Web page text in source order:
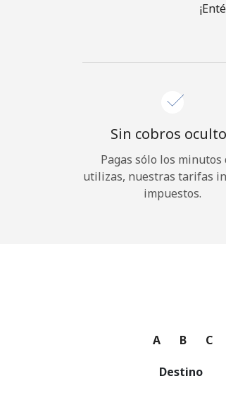
Sin cobros
Pagas sólo los minutos
utilizas, nuestras tarifas
impuestos.
A B C
Destino